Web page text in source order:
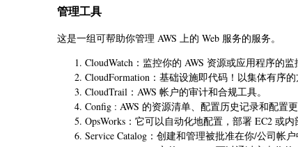
管理工具
这是一组可帮助你管理 AWS 上的 Web 服务的服务。
CloudWatch：监控你的 AWS 资源或应用程序的监
CloudFormation：基础设施即代码！以集体有序的
CloudTrail：AWS 帐户的审计和合规工具。
Config : AWS 的资源清单、配置历史记录和配置
OpsWorks：它可以自动化地配置，部署 EC2 或内
Service Catalog：创建和管理被批准在你/公司帐